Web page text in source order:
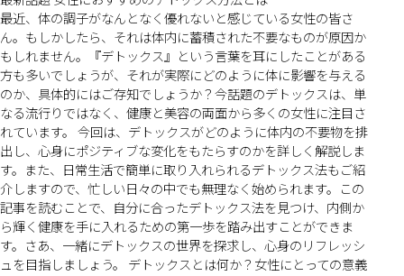
最近、体の調子がなんとなく優れないと感じている女性の皆さ
ん。もしかしたら、それは体内に蓄積された不要なものが原因か
もしれません。『デトックス』という言葉を耳にしたことがある
方も多いでしょうが、それが実際にどのように体に影響を与える
のか、具体的にはご存知でしょうか？今話題のデトックスは、単
なる流行りではなく、健康と美容の両面から多くの女性に注目さ
れています。 今回は、デトックスがどのように体内の不要物を排
出し、心身にポジティブな変化をもたらすのかを詳しく解説しま
す。また、日常生活で簡単に取り入れられるデトックス法もご紹
介しますので、忙しい日々の中でも無理なく始められます。この
記事を読むことで、自分に合ったデトックス法を見つけ、内側か
ら輝く健康を手に入れるための第一歩を踏み出すことができま
す。さあ、一緒にデトックスの世界を探求し、心身のリフレッシ
ュを目指しましょう。 デトックスとは何か？女性にとっての意義